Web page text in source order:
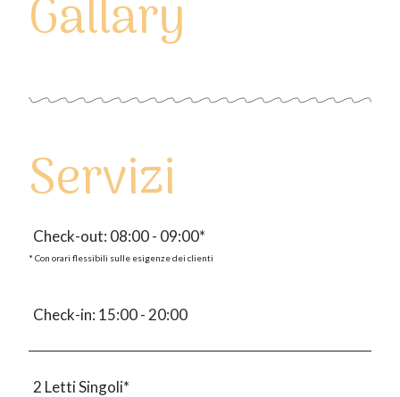
Gallary
Servizi
Check-in: 15:00 - 20:00
Check-out: 08:00 - 09:00*
* Con orari flessibili sulle esigenze dei clienti
2 Letti Singoli*